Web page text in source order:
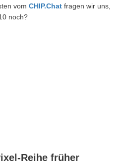
vom CHIP.Chat fragen wir uns,
noch?
Reihe früher